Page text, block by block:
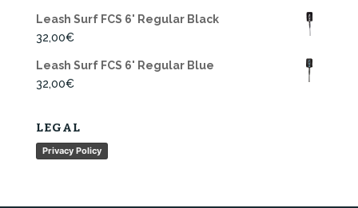
Leash Surf FCS 6' Regular Black
32,00€
Leash Surf FCS 6' Regular Blue
32,00€
LEGAL
Privacy Policy